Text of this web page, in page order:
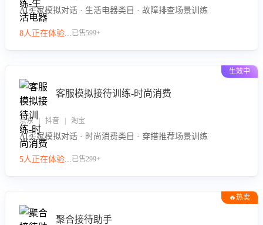
AI买家模拟对话 · 生活电器类目 · 故障排查场景训练
8人正在体验...已售599+
生效中
客服模拟接待训练-时尚消费
京东 | 抖音 | 淘宝
AI买家模拟对话 · 时尚消费类目 · 穿搭推荐场景训练
5人正在体验...已售299+
🔥热卖
聚合接待助手